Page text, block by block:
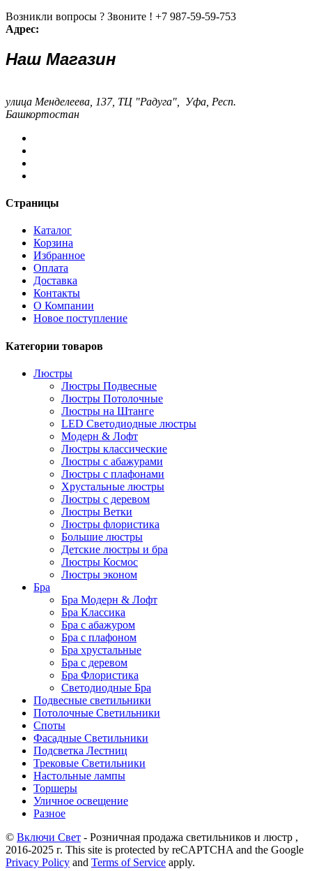
Возникли вопросы ? Звоните ! +7 987-59-59-753
Адрес:
Наш Магазин
улица Менделеева, 137, ТЦ "Радуга", Уфа, Респ.
Башкортостан
Страницы
Каталог
Корзина
Избранное
Оплата
Доставка
Контакты
О Компании
Новое поступление
Категории товаров
Люстры
Люстры Подвесные
Люстры Потолочные
Люстры на Штанге
LED Светодиодные люстры
Модерн & Лофт
Люстры классические
Люстры с абажурами
Люстры с плафонами
Хрустальные люстры
Люстры с деревом
Люстры Ветки
Люстры флористика
Большие люстры
Детские люстры и бра
Люстры Космос
Люстры эконом
Бра
Бра Модерн & Лофт
Бра Классика
Бра с абажуром
Бра с плафоном
Бра хрустальные
Бра с деревом
Бра Флористика
Светодиодные Бра
Подвесные светильники
Потолочные Светильники
Споты
Фасадные Светильники
Подсветка Лестниц
Трековые Светильники
Настольные лампы
Торшеры
Уличное освещение
Разное
© Включи Свет - Розничная продажа светильников и люстр ,
2016-2025 г. This site is protected by reCAPTCHA and the Google
Privacy Policy and Terms of Service apply.